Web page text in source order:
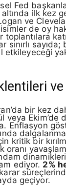
Fed
altında ilk kez
ve
de oy
toplantılara
sınırlı
etkileyeceği
ve
bir kez
veya Ekim’de
Enflasyon
kritik bir
oranı
ediyor. 2%
geçiyor.